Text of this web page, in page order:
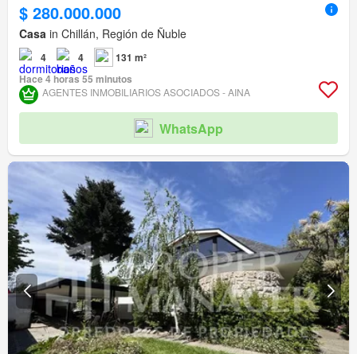
$ 280.000.000
Casa in Chillán, Región de Ñuble
4 4
131 m²
Hace 4 horas 55 minutos
AGENTES INMOBILIARIOS ASOCIADOS - AINA
WhatsApp